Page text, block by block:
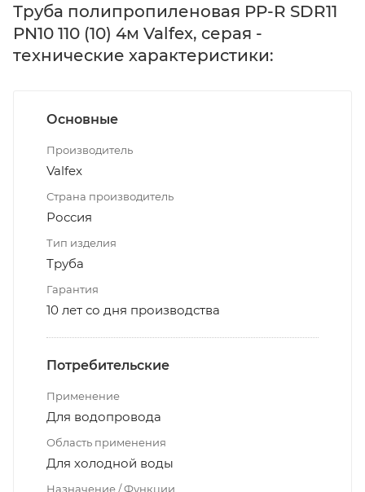
Труба полипропиленовая PP-R SDR11
PN10 110 (10) 4м Valfex, серая -
технические характеристики:
Основные
Производитель
Valfex
Страна производитель
Россия
Тип изделия
Труба
Гарантия
10 лет со дня производства
Потребительские
Применение
Для водопровода
Область применения
Для холодной воды
Назначение / Функции